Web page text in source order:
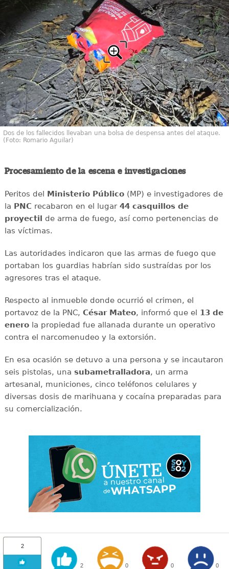
Dos de los fallecidos llevaban una bolsa de despensa antes del ataque.
(Foto: Romario Aguilar)
Procesamiento de la escena e investigaciones
Peritos del Ministerio Público(MP) e investigadores de
la PNC recabaron en el lugar 44 casquillos de
proyectil de arma de fuego, así como pertenencias de
las víctimas.
Las autoridades indicaron que las armas de fuego que
portaban los guardias habrían sido sustraídas por los
agresores tras el ataque.
Respecto al inmueble donde ocurrió el crimen, el
portavoz de la PNC, César Mateo, informó que el 13 de
enerola propiedad fue allanada durante un operativo
contra el narcomenudeo y la extorsión.
En esa ocasión se detuvo a una persona y se incautaron
seis pistolas, una subametralladora, un arma
artesanal, municiones, cinco teléfonos celulares y
diversas dosis de marihuana y cocaína preparadas para
su comercialización.
2
2 0 0 0